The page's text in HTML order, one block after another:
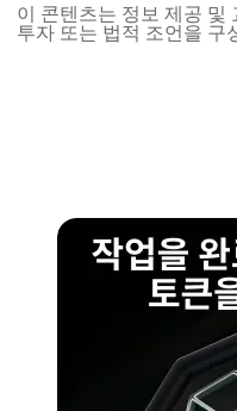
이 콘텐츠는 정보 제공 및
투자 또는 법적 조언을 구